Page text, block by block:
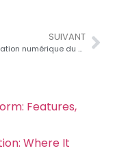
SUIVANT
Transformation numérique du secteur de la santé : Pivots et tendances en 2026
Features,
Where It